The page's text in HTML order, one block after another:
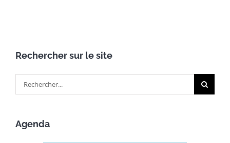
Rechercher sur le site
Rechercher:
Agenda